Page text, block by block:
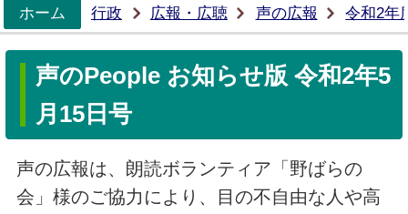
ホーム
行政 広報・広聴 声の広報 令和2年
声のPeople お知らせ版 令和2年5
月15日号
声の広報は、朗読ボランティア「野ばらの
会」様のご協力により、目の不自由な人や高